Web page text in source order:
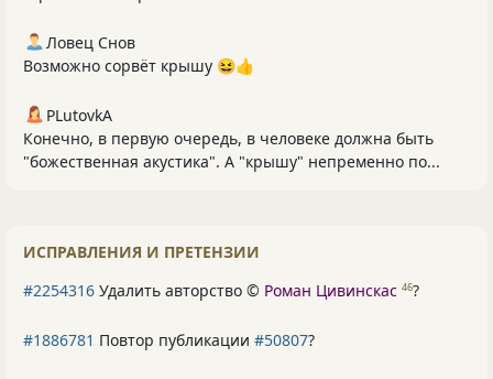
Ловец Снов
Возможно сорвёт крышу 😆👍
PLutоvkА
Конечно, в первую очередь, в человеке должна быть
"божественная акустика". А "крышу" непременно по...
ИСПРАВЛЕНИЯ И ПРЕТЕНЗИИ
#2254316 Удалить авторство © Роман Цивинскас 46?
#1886781 Повтор публикации #50807?